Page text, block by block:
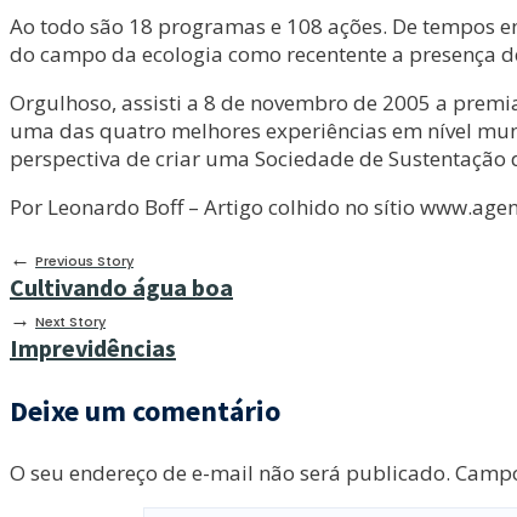
Ao todo são 18 programas e 108 ações. De
do campo da ecologia como recentente a presença
Orgulhoso, assisti a 8 de novembro de 2005 a
uma das quatro melhores experiências em nível
perspectiva de criar uma Sociedade de
Por Leonardo Boff – Artigo colhido no sítio
← Previous Story
Cultivando água boa
→ Next Story
Imprevidências
Deixe um comentário
O seu endereço de e-mail não será publicado.